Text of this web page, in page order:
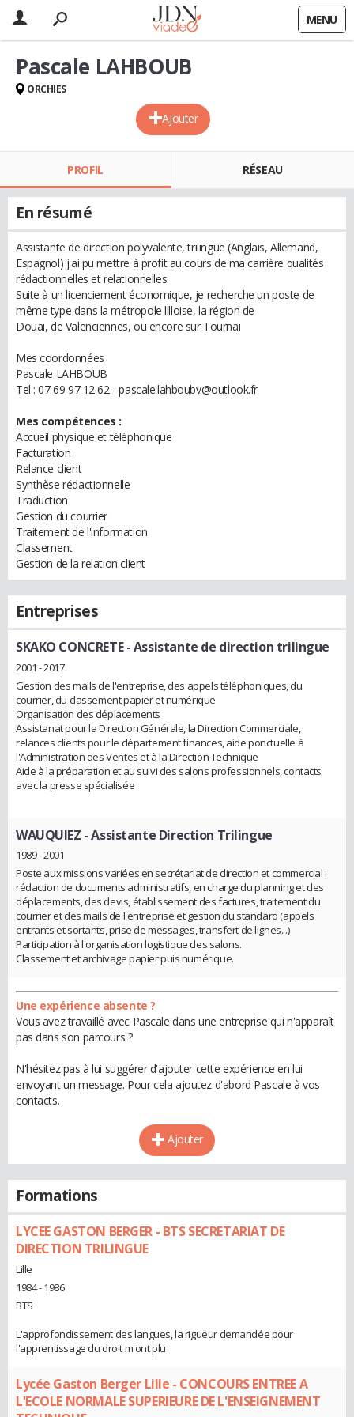
MENU
Ajouter
Pascale LAHBOUB
ORCHIES
PROFIL RÉSEAU
En résumé
Assistante de direction polyvalente, trilingue (Anglais, Allemand,
Espagnol) j'ai pu mettre à profit au cours de ma carrière qualités
rédactionnelles et relationnelles.
Suite à un licenciement économique, je recherche un poste de
même type dans la métropole lilloise, la région de
Douai, de Valenciennes, ou encore sur Tournai
Mes coordonnées
Pascale LAHBOUB
Tel : 07 69 97 12 62 - pascale.lahboubv@outlook.fr
Mes compétences :
Accueil physique et téléphonique
Facturation
Relance client
Synthèse rédactionnelle
Traduction
Gestion du courrier
Traitement de l'information
Classement
Gestion de la relation client
Entreprises
SKAKO CONCRETE- Assistante de direction trilingue
2001 - 2017
Gestion des mails de l'entreprise, des appels téléphoniques, du
courrier, du classement papier et numérique
Organisation des déplacements
Assistanat pour la Direction Générale, la Direction Commerciale,
relances clients pour le département finances, aide ponctuelle à
l'Administration des Ventes et à la Direction Technique
Aide à la préparation et au suivi des salons professionnels, contacts
avec la presse spécialisée
WAUQUIEZ - Assistante Direction Trilingue
1989 - 2001
Poste aux missions variées en secrétariat de direction et commercial :
rédaction de documents administratifs, en charge du planning et des
déplacements, des devis, établissement des factures, traitement du
courrier et des mails de l'entreprise et gestion du standard (appels
entrants et sortants, prise de messages, transfert de lignes...)
Participation à l'organisation logistique des salons.
Classement et archivage papier puis numérique.
Une expérience absente ?
Vous avez travaillé avec Pascale dans une entreprise qui n'apparaît
pas dans son parcours ?
N'hésitez pas à lui suggérer d'ajouter cette expérience en lui
envoyant un message. Pour cela ajoutez d'abord Pascale à vos
contacts.
Ajouter
Formations
LYCEE GASTON BERGER - BTS SECRETARIAT DE
DIRECTION TRILINGUE
Lille
1984 - 1986
BTS
L'approfondissement des langues, la rigueur demandée pour
l'apprentissage du droit m'ont plu
Lycée Gaston Berger Lille - CONCOURS ENTREE A
L'ECOLE NORMALE SUPERIEURE DE L'ENSEIGNEMENT